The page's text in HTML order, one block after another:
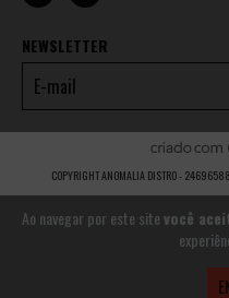
Ao navegar por este sitevocê
NEWSLETTER
COPYRIGHT ANOMALIA DISTRO -